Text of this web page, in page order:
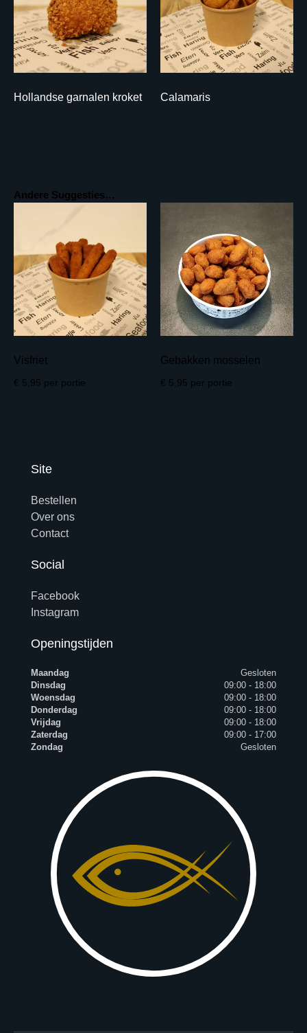
Hollandse garnalen kroket Calamaris
Andere Suggesties…
Visfriet
€ 5,95 per portie
Gebakken mosselen
€ 5,95 per portie
Site
Bestellen
Over ons
Contact
Social
Facebook
Instagram
Openingstijden
Maandag
Gesloten
Dinsdag
09:00 - 18:00
Woensdag
09:00 - 18:00
Donderdag
09:00 - 18:00
Vrijdag
09:00 - 18:00
Zaterdag
09:00 - 17:00
Zondag
Gesloten